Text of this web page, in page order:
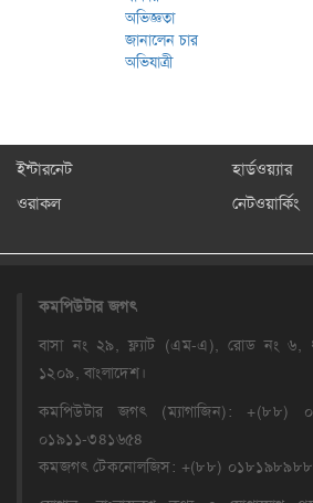
ইন্টারনেট
হার্ডওয়্যার
ওরাকল
নেটওয়ার্কিং
কমপিউটারজগৎ
বাসা নং ২৯, ফ্ল্যাট (এম-এ), রোড নং ৬,
১২০৯, বাংলাদেশ।
কমপিউটার জগৎ (ম্যাগাজিন): +(৮৮)
০১৯১১-৩৪১৬৫৪
কমজগৎ টেকনোলজিস: +(৮৮)